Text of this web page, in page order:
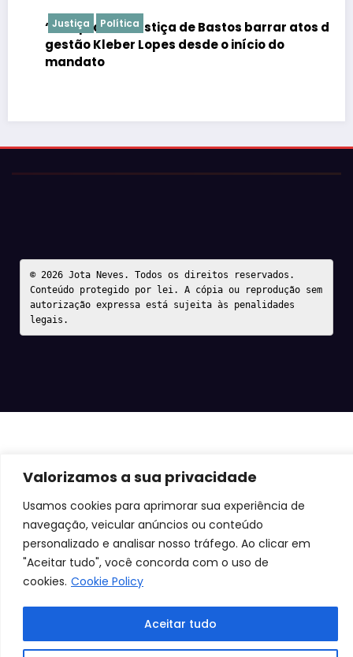
Valorizamos a sua privacidade
Usamos cookies para aprimorar sua experiência de
navegação, veicular anúncios ou conteúdo
personalizado e analisar nosso tráfego. Ao clicar em
"Aceitar tudo", você concorda com o uso de
cookies. Cookie Policy
Aceitar tudo
Justiça Política
“É de praxe”: Justiça de Bastos barrar atos da
gestão Kleber Lopes desde o início do
mandato
© 2026 Jota Neves. Todos os direitos reservados.
Conteúdo protegido por lei. A cópia ou reprodução sem
autorização expressa está sujeita às penalidades
legais.